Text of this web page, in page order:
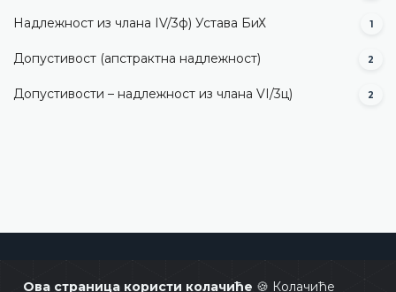
Ова страница користи колачиће 🍪 Колачиће
Надлежност из члана IV/3ф) Устава БиХ 1
Допустивост (aпстрактна надлежност) 2
Допустивости – надлежност из члана VI/3ц) 2